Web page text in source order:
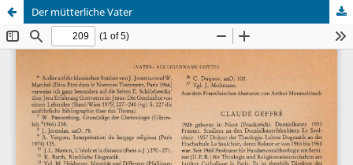
Der mütterliche Vater